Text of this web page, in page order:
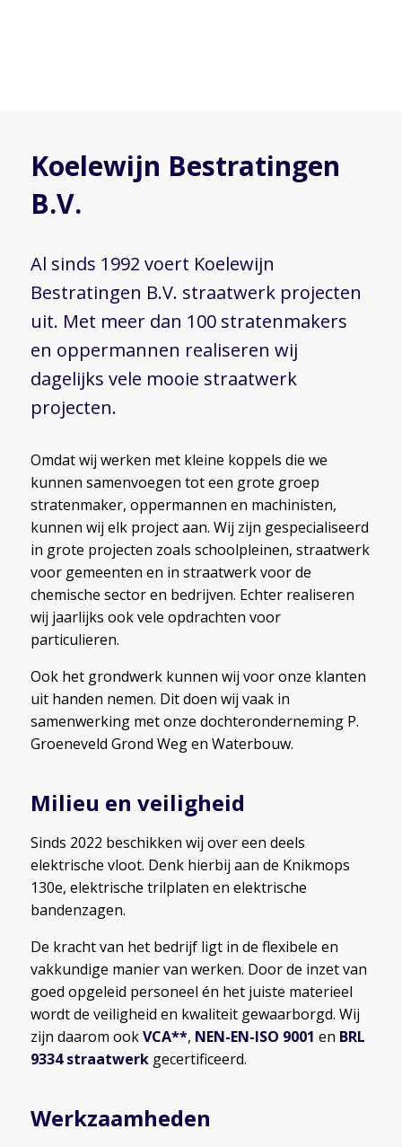
Koelewijn Bestratingen
B.V.
Al sinds 1992 voert Koelewijn
Bestratingen B.V. straatwerk projecten
uit. Met meer dan 100 stratenmakers
en oppermannen realiseren wij
dagelijks vele mooie straatwerk
projecten.
Omdat wij werken met kleine koppels die we
kunnen samenvoegen tot een grote groep
stratenmaker, oppermannen en machinisten,
kunnen wij elk project aan. Wij zijn gespecialiseerd
in grote projecten zoals schoolpleinen, straatwerk
voor gemeenten en in straatwerk voor de
chemische sector en bedrijven. Echter realiseren
wij jaarlijks ook vele opdrachten voor
particulieren.
Ook het grondwerk kunnen wij voor onze klanten
uit handen nemen. Dit doen wij vaak in
samenwerking met onze dochteronderneming P.
Groeneveld Grond Weg en Waterbouw.
Milieu en veiligheid
Sinds 2022 beschikken wij over een deels
elektrische vloot. Denk hierbij aan de Knikmops
130e, elektrische trilplaten en elektrische
bandenzagen.
De kracht van het bedrijf ligt in de flexibele en
vakkundige manier van werken. Door de inzet van
goed opgeleid personeel én het juiste materieel
wordt de veiligheid en kwaliteit gewaarborgd. Wij
zijn daarom ookVCA**, NEN-EN-ISO 9001 en BRL
9334 straatwerkgecertificeerd.
Werkzaamheden